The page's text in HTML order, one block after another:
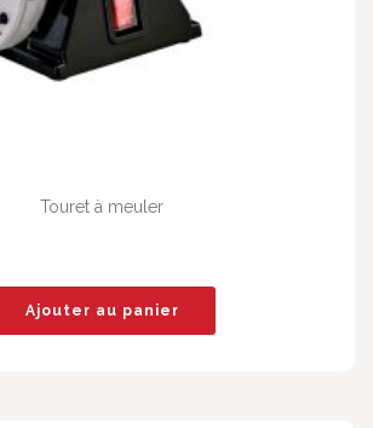
Touret à meuler
Ajouter au panier